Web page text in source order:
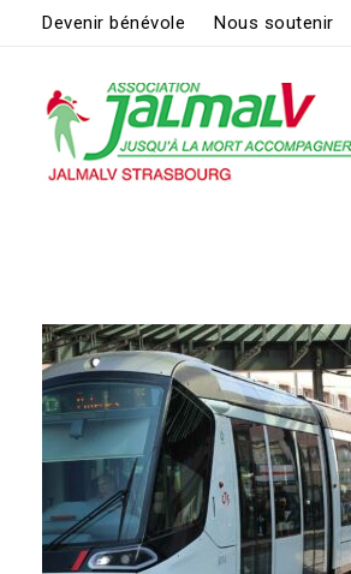
Devenir bénévole Nous soutenir